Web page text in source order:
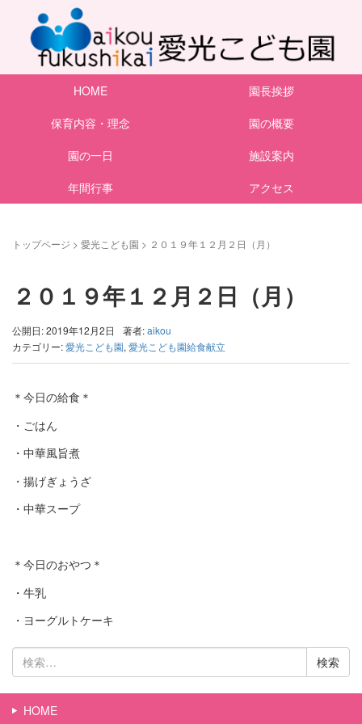
HOME
園長挨拶
保育内容・理念
園の概要
園の一日
施設案内
年間行事
アクセス
トップページ > 愛光こども園 > ２０１９年１２月２日（月）
２０１９年１２月２日（月）
公開日: 2019年12月2日 著者:aikou
カテゴリー:愛光こども園, 愛光こども園給食献立
＊今日の給食＊
・ごはん
・中華風旨煮
・揚げぎょうざ
・中華スープ
＊今日のおやつ＊
・牛乳
・ヨーグルトケーキ
検
索:
HOME